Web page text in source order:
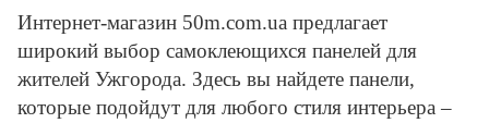
Интернет-магазин 50m.com.ua предлагает
широкий выбор самоклеющихся панелей для
жителей Ужгорода. Здесь вы найдете панели,
которые подойдут для любого стиля интерьера –